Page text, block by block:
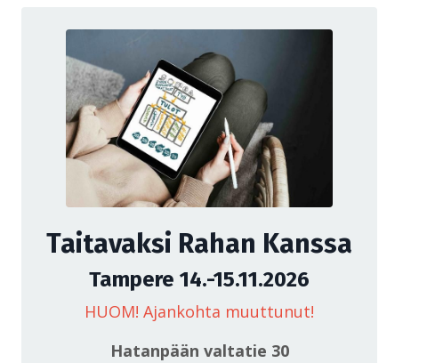
Taitavaksi Rahan Kanssa
Tampere 14.-15.11.2026
HUOM! Ajankohta muuttunut!
Hatanpään valtatie 30